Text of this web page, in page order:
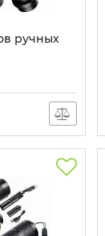
ручных